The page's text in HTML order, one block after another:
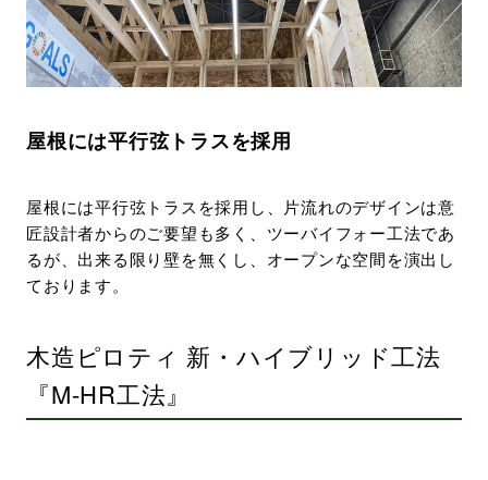
屋根には平行弦トラスを採用
屋根には平行弦トラスを採用し、片流れのデザインは意
匠設計者からのご要望も多く、ツーバイフォー工法であ
るが、出来る限り壁を無くし、オープンな空間を演出し
ております。
木造ピロティ 新・ハイブリッド工法
『M-HR工法』